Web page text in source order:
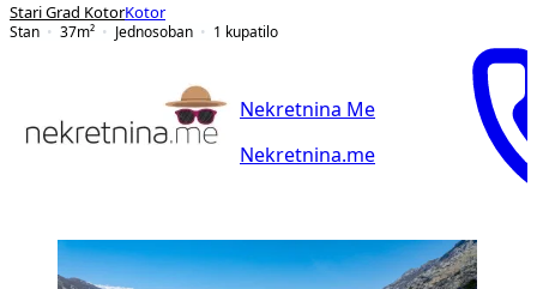
Stari Grad KotorKotor
Stan
37m² Jednosoban 1 kupatilo
Nekretnina Me
Nekretnina.me